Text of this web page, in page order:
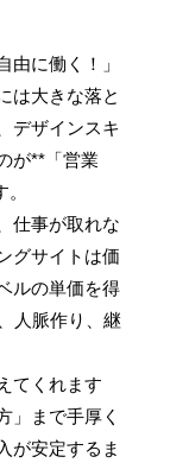
由に働く！」
は大きな落と
デザインスキ
が**「営業
仕事が取れな
グサイトは価
ルの単価を得
人脈作り、継
てくれます
」まで手厚く
が安定するま